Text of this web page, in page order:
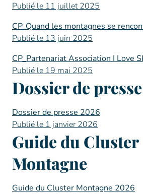
Publié le 11 juillet 2025
CP_Quand les montagnes se
Publié le 13 juin 2025
CP_Partenariat Association I Love
Publié le 19 mai 2025
Dossier de presse
Dossier de presse 2026
Publié le 1 janvier 2026
Guide du Cluster
Montagne
Guide du Cluster Montagne 2026